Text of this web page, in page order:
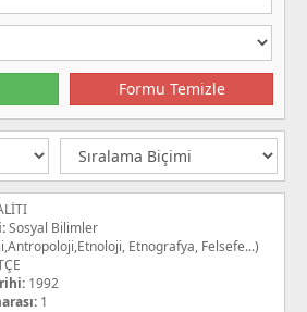
Sosyal Bilimler
Etnografya, Felsefe...)
1992
1